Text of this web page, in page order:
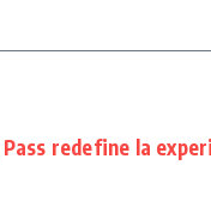
redefine la